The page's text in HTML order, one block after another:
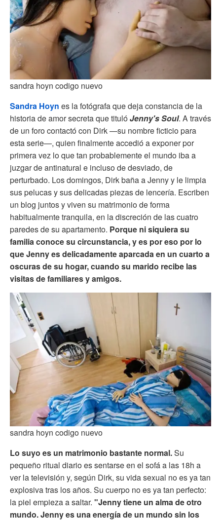
sandra hoyn codigo nuevo
Sandra Hoyn es la fotógrafa que deja constancia de la
historia de amor secreta que titulóJenny's Soul. A través
de un foro contactó con Dirk —su nombre ficticio para
esta serie—, quien finalmente accedió a exponer por
primera vez lo que tan probablemente el mundo iba a
juzgar de antinatural e incluso de desviado, de
perturbado. Los domingos, Dirk baña a Jenny y le limpia
sus pelucas y sus delicadas piezas de lencería. Escriben
un blog juntos y viven su matrimonio de forma
habitualmente tranquila, en la discreción de las cuatro
paredes de su apartamento. Porque ni siquiera su
familia conoce su circunstancia, y es por eso por lo
que Jenny es delicadamente aparcada en un cuarto a
oscuras de su hogar, cuando su marido recibe las
visitas de familiares y amigos.
sandra hoyn codigo nuevo
Lo suyo es un matrimonio bastante normal.Su
pequeño ritual diario es sentarse en el sofá a las 18h a
ver la televisión y, según Dirk, su vida sexual no es ya tan
explosiva tras los años. Su cuerpo no es ya tan perfecto:
la piel empieza a saltar. "Jenny tiene un alma de otro
mundo. Jenny es una energía de un mundo sin los